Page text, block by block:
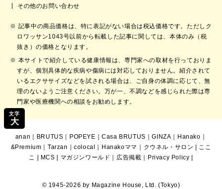
文字
大
その他のお問い合わせ
記事中の商品価格は、特に表記がない場合は税込価格です。ただしク
ロワッサン1043号以前から転載した記事に関しては、本体のみ（税
抜き）の価格となります。
本サイトで紹介している健康情報は、専門家への取材を行っておりま
すが、個別具体的な疾病や傷病には対応しておりません。紹介されて
いるエクササイズなどを試される場合は、ご自身の体調に応じて、無
理のないようご注意ください。万が一、不調などを感じられた際は専
門家や医療機関への相談をお勧めします。
anan BRUTUS POPEYE ｜Casa BRUTUS ｜GINZA Hanako
&Premium ｜Tarzan ｜colocal Hanakoママ クウネル・サロン
ここ
こ
MCS マガジンワールド 広告掲載 Privacy Policy
© 1945-2026 by Magazine House, Ltd. (Tokyo)